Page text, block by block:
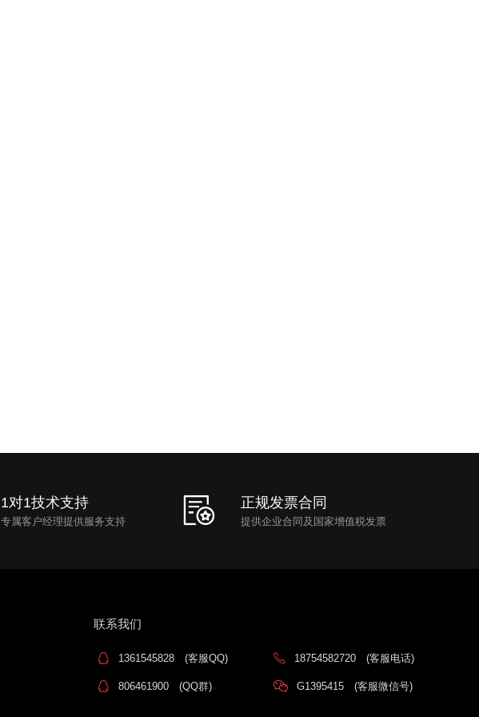
1对1技术支持
专属客户经理提供服务支持
正规发票合同
提供企业合同及国家增值税发票
联系我们
1361545828 (客服QQ) 18754582720 (客服电话)
806461900 (QQ群) G1395415 (客服微信号)